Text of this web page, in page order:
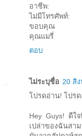
อาชีพ:
ไม่มีโทรศัพท์:
ขอบคุณ
คุณแมรี่
ตอบ
ไม่ระบุชื่อ 20 สิ
โปรดอ่าน! โปร
Hey Guys! ดีใ
เปล่าของฉันสา